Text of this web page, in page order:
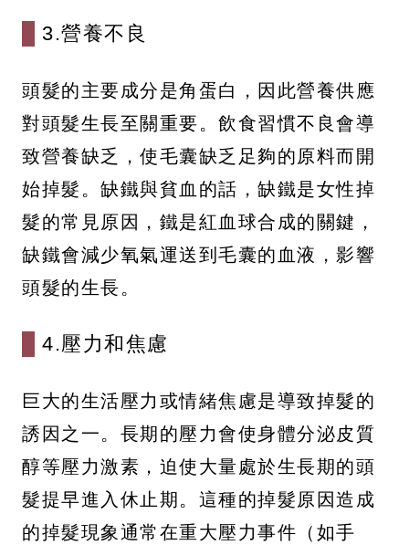
3.營養不良
頭髮的主要成分是角蛋白，因此營養供應
對頭髮生長至關重要。飲食習慣不良會導
致營養缺乏，使毛囊缺乏足夠的原料而開
始掉髮。缺鐵與貧血的話，缺鐵是女性掉
髮的常見原因，鐵是紅血球合成的關鍵，
缺鐵會減少氧氣運送到毛囊的血液，影響
頭髮的生長。
4.壓力和焦慮
巨大的生活壓力或情緒焦慮是導致掉髮的
誘因之一。長期的壓力會使身體分泌皮質
醇等壓力激素，迫使大量處於生長期的頭
髮提早進入休止期。這種的掉髮原因造成
的掉髮現象通常在重大壓力事件（如手